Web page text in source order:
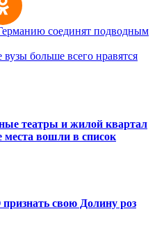
соединят подводным
больше всего нравятся
театры и жилой квартал
места вошли в список
свою Долину роз